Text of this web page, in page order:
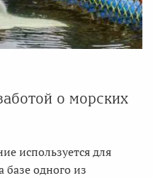
о морских
используется для
базе одного из